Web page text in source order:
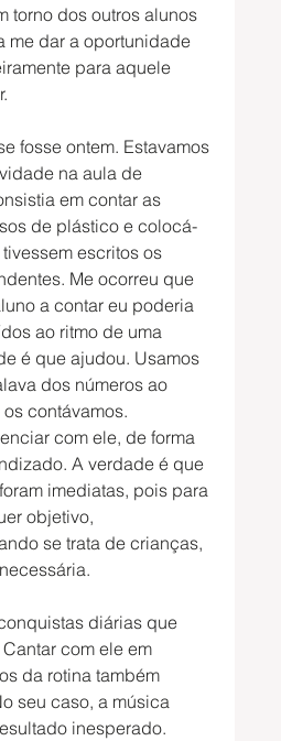
torno dos outros alunos
me dar a oportunidade
para aquele
fosse ontem. Estavamos
na aula de
em contar as
de plástico e colocá-
escritos os
Me ocorreu que
a contar eu poderia
ao ritmo de uma
é que ajudou. Usamos
dos números ao
contávamos.
com ele, de forma
A verdade é que
imediatas, pois para
objetivo,
se trata de crianças,
diárias que
com ele em
da rotina também
seu caso, a música
inesperado.